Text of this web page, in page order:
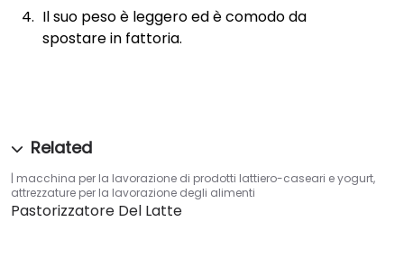
Il suo peso è leggero ed è comodo da
spostare in fattoria.
macchina per la lavorazione di prodotti lattiero-caseari e yogurt,
attrezzature per la lavorazione degli alimenti
Pastorizzatore Del Latte